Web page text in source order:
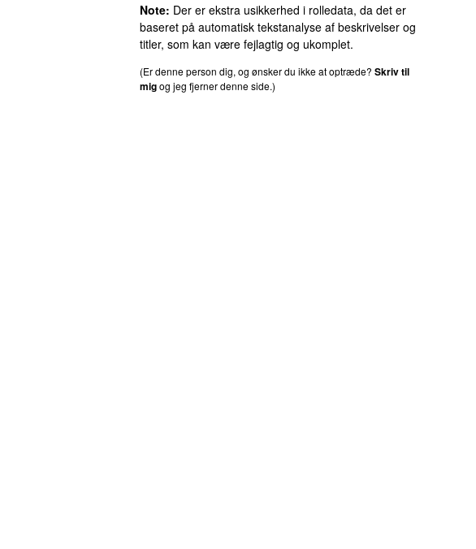
Note: Der er ekstra usikkerhed i rolledata, da det er
baseret på automatisk tekstanalyse af beskrivelser og
titler, som kan være fejlagtig og ukomplet.
(Er denne person dig, og ønsker du ikke at optræde? Skriv til
migog jeg fjerner denne side.)